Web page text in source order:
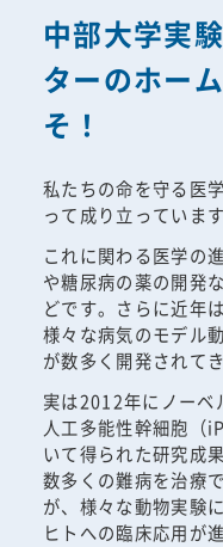
中部大学実
ターのホー
そ！
私たちの命を守る医
って成り立っています
これに関わる医学の
や糖尿病の薬の開発
どです。さらに近年
様々な病気のモデル
が数多く開発されて
実は2012年にノーベ
人工多能性幹細胞（
いて得られた研究成
数多くの難病を治療
が、様々な動物実験
ヒトへの臨床応用が